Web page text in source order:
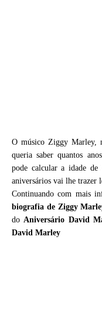
O músico Ziggy Marley,
queria saber quantos
pode calcular a idade de
aniversários vai lhe trazer
Continuando com mais
biografia de Ziggy
doAniversário David
David Marley